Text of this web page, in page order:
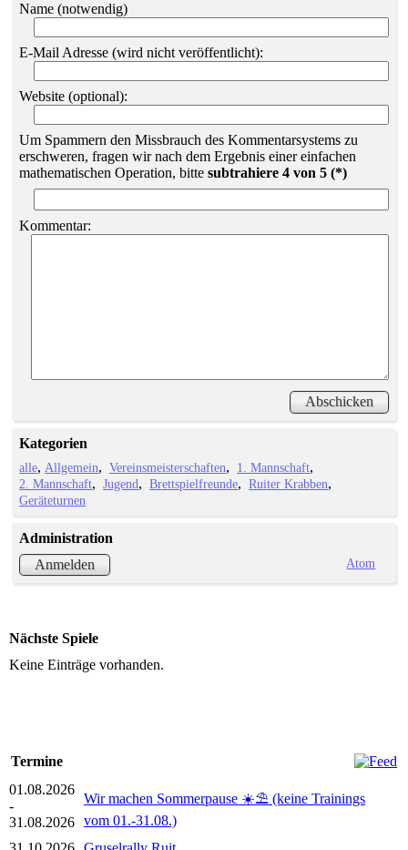
Name (notwendig)
E-Mail Adresse (wird nicht veröffentlicht):
Website (optional):
Um Spammern den Missbrauch des Kommentarsystems zu
erschweren, fragen wir nach dem Ergebnis einer einfachen
mathematischen Operation, bittesubtrahiere 4 von 5 (*)
Kommentar:
Kategorien
alle Allgemein Vereinsmeisterschaften
1. Mannschaft
2. Mannschaft
Jugend Brettspielfreunde
Ruiter Krabben
Geräteturnen
Administration
Anmelden
Atom
Nächste Spiele
Keine Einträge vorhanden.
Termine
01.08.2026
-
31.08.2026
Wir machen Sommerpause ☀️⛱️ (keine Trainings
vom 01.-31.08.)